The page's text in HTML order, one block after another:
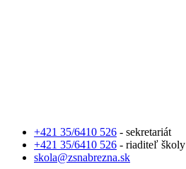
+421 35/6410 526 - sekretariát
+421 35/6410 526 - riaditeľ školy
skola@zsnabrezna.sk